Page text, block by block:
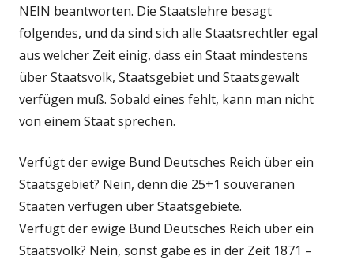
NEIN beantworten. Die Staatslehre besagt
folgendes, und da sind sich alle Staatsrechtler egal
aus welcher Zeit einig, dass ein Staat mindestens
über Staatsvolk, Staatsgebiet und Staatsgewalt
verfügen muß. Sobald eines fehlt, kann man nicht
von einem Staat sprechen.
Verfügt der ewige Bund Deutsches Reich über ein
Staatsgebiet? Nein, denn die 25+1 souveränen
Staaten verfügen über Staatsgebiete.
Verfügt der ewige Bund Deutsches Reich über ein
Staatsvolk? Nein, sonst gäbe es in der Zeit 1871 –